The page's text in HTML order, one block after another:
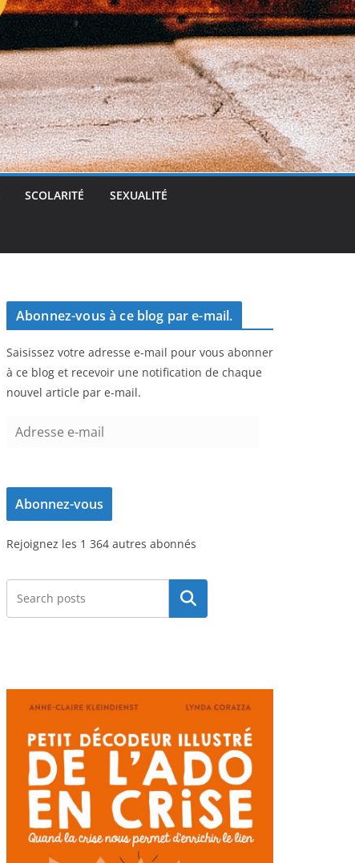
SCOLARITÉ SEXUALITÉ
Abonnez-vous à ce blog par e-mail.
Saisissez votre adresse e-mail pour vous abonner
à ce blog et recevoir une notification de chaque
nouvel article par e-mail.
e
s
e
-
Abonnez-vous
Rejoignez les 1 364 autres abonnés
Rechercher
g
e
r